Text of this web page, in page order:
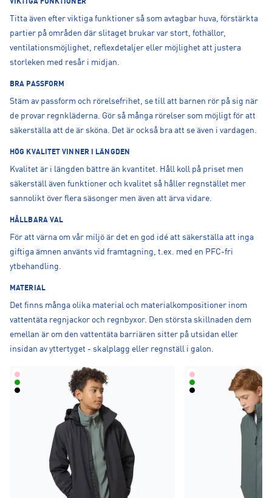
VIKTIGA FUNKTIONER
Titta även efter viktiga funktioner så som avtagbar huva, förstärkta
partier på områden där slitaget brukar var stort, fothällor,
ventilationsmöjlighet, reflexdetaljer eller möjlighet att justera
storleken med resår i midjan.
BRA PASSFORM
Stäm av passform och rörelsefrihet, se till att barnen rör på sig när
de provar regnkläderna. Gör så många rörelser som möjligt för att
säkerställa att de är sköna. Det är också bra att se även i vardagen.
HÖG KVALITET VINNER I LÄNGDEN
Kvalitet är i längden bättre än kvantitet. Håll koll på priset men
säkerställ även funktioner och kvalitet så håller regnstället mer
sannolikt över flera säsonger men även att ärva vidare.
HÅLLBARA VAL
För att värna om vår miljö är det en god idé att säkerställa att inga
giftiga ämnen använts vid framtagning, t.ex. med en PFC-fri
ytbehandling.
MATERIAL
Det finns många olika material och materialkompositioner inom
vattentäta regnjackor och regnbyxor. Den största skillnaden dem
emellan är om den vattentäta barriären sitter på utsidan eller
insidan av yttertyget - skalplagg eller regnställ i galon.